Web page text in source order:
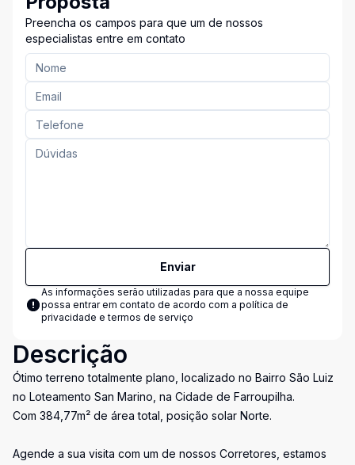
Preencha os campos para que um de nossos
especialistas entre em contato
Enviar
As informações serão utilizadas para que a nossa equipe
possa entrar em contato de acordo com a política de
privacidade e termos de serviço
Descrição
Ótimo terreno totalmente plano, localizado no Bairro São Luiz
no Loteamento San Marino, na Cidade de Farroupilha.
Com 384,77m² de área total, posição solar Norte.
Agende a sua visita com um de nossos Corretores, estamos